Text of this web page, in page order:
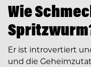
Wie
Er ist introvertiert
und die